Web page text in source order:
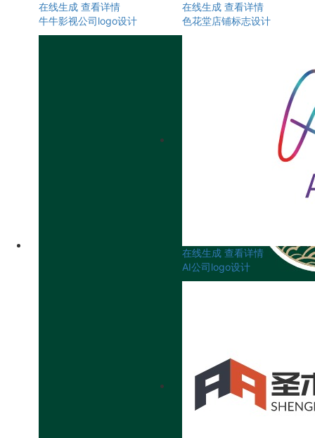
在线生成 查看详情
牛牛影视公司logo设计
在线生成 查看详情
色花堂店铺标志设计
在线生成 查看详情
AI公司logo设计